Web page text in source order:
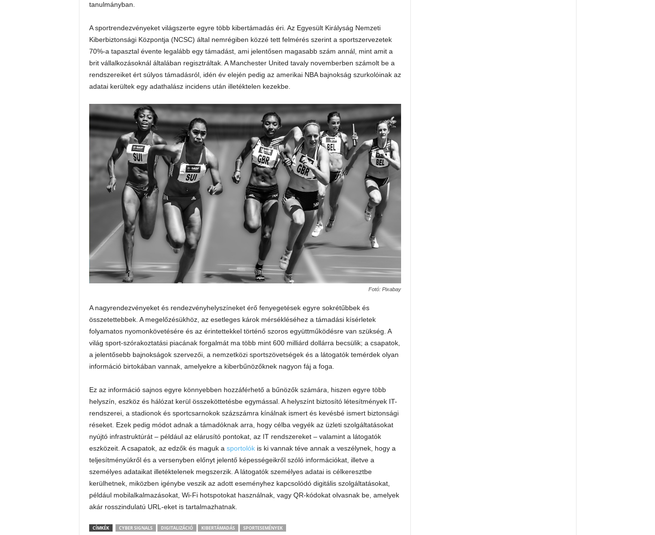
tanulmányban.
A sportrendezvényeket világszerte egyre több kibertámadás éri. Az Egyesült Királyság Nemzeti
Kiberbiztonsági Központja (NCSC) által nemrégiben közzé tett felmérés szerint a sportszervezetek
70%-a tapasztal évente legalább egy támadást, ami jelentősen magasabb szám annál, mint amit a
brit vállalkozásoknál általában regisztráltak. A Manchester United tavaly novemberben számolt be a
rendszereiket ért súlyos támadásról, idén év elején pedig az amerikai NBA bajnokság szurkolóinak az
adatai kerültek egy adathalász incidens után illetéktelen kezekbe.
Fotó: Pixabay
A nagyrendezvényeket és rendezvényhelyszíneket érő fenyegetések egyre sokrétűbbek és
összetettebbek. A megelőzésükhöz, az esetleges károk mérsékléséhez a támadási kísérletek
folyamatos nyomonkövetésére és az érintettekkel történő szoros együttműködésre van szükség. A
világ sport-szórakoztatási piacának forgalmát ma több mint 600 milliárd dollárra becsülik; a csapatok,
a jelentősebb bajnokságok szervezői, a nemzetközi sportszövetségek és a látogatók temérdek olyan
információ birtokában vannak, amelyekre a kiberbűnözőknek nagyon fáj a foga.
Ez az információ sajnos egyre könnyebben hozzáférhető a bűnözők számára, hiszen egyre több
helyszín, eszköz és hálózat kerül összeköttetésbe egymással. A helyszínt biztosító létesítmények IT-
rendszerei, a stadionok és sportcsarnokok százszámra kínálnak ismert és kevésbé ismert biztonsági
réseket. Ezek pedig módot adnak a támadóknak arra, hogy célba vegyék az üzleti szolgáltatásokat
nyújtó infrastruktúrát – például az elárusító pontokat, az IT rendszereket – valamint a látogatók
eszközeit. A csapatok, az edzők és maguk a sportolókis ki vannak téve annak a veszélynek, hogy a
teljesítményükről és a versenyben előnyt jelentő képességeikről szóló információkat, illetve a
személyes adataikat illetéktelenek megszerzik. A látogatók személyes adatai is célkeresztbe
kerülhetnek, miközben igénybe veszik az adott eseményhez kapcsolódó digitális szolgáltatásokat,
például mobilalkalmazásokat, Wi-Fi hotspotokat használnak, vagy QR-kódokat olvasnak be, amelyek
akár rosszindulatú URL-eket is tartalmazhatnak.
CÍMKÉK CYBER SIGNALS DIGITALIZÁCIÓ KIBERTÁMADÁS SPORTESEMÉNYEK